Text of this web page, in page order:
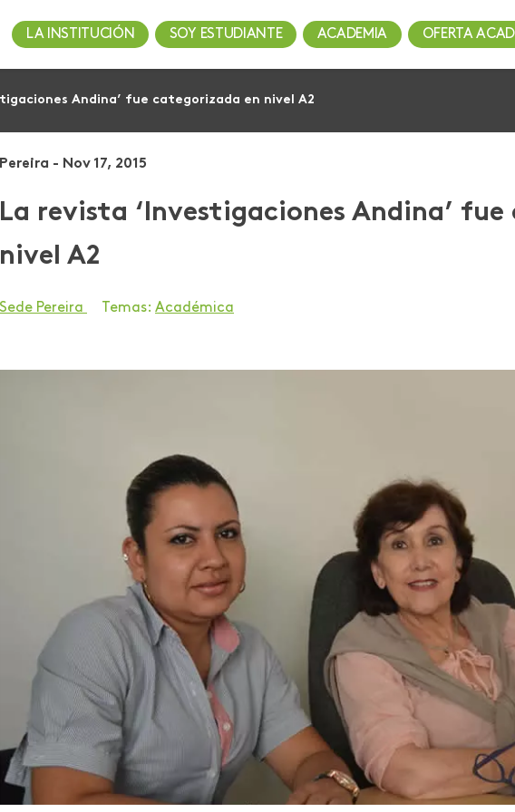
LA INSTITUCIÓN SOY ESTUDIANTE ACADEMIA OFERTA
Andina’ fue categorizada en nivel A2
Pereira - Nov 17, 2015
La revista ‘Investigaciones Andina’
nivel A2
Sede Pereira Temas: Académica